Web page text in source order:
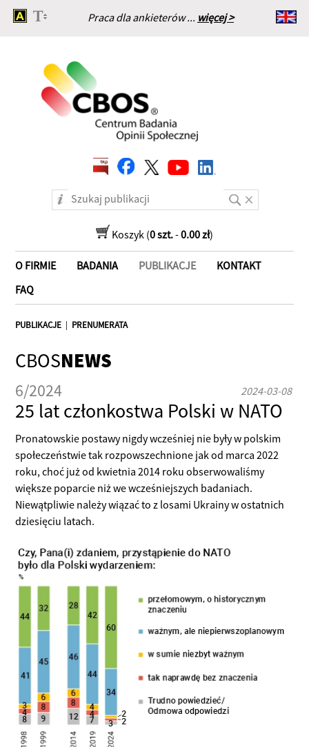
Praca dla ankieterów ... więcej >
Strona główna
Koszyk (0 szt.-0.00 zł)
O FIRMIE BADANIA PUBLIKACJE
KONTAKT
FAQ
PUBLIKACJE | PRENUMERATA
CBOSNEWS
6/2024 2024-03-08
25 lat członkostwa Polski w NATO
Pronatowskie postawy nigdy wcześniej nie były w polskim
społeczeństwie tak rozpowszechnione jak od marca 2022
roku, choć już od kwietnia 2014 roku obserwowaliśmy
większe poparcie niż we wcześniejszych badaniach.
Niewątpliwie należy wiązać to z losami Ukrainy w ostatnich
dziesięciu latach.